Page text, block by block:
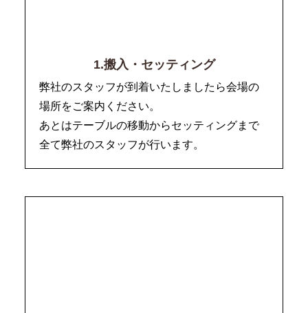
1.搬入・セッティング
弊社のスタッフが到着いたしましたら会場の
場所をご案内ください。
あとはテーブルの移動からセッティングまで
全て弊社のスタッフが行います。